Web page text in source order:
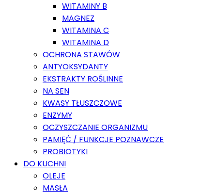
WITAMINY B
MAGNEZ
WITAMINA C
WITAMINA D
OCHRONA STAWÓW
ANTYOKSYDANTY
EKSTRAKTY ROŚLINNE
NA SEN
KWASY TŁUSZCZOWE
ENZYMY
OCZYSZCZANIE ORGANIZMU
PAMIĘĆ / FUNKCJE POZNAWCZE
PROBIOTYKI
DO KUCHNI
OLEJE
MASŁA